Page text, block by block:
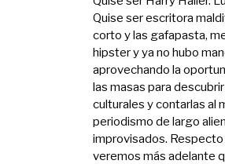
Quise ser escritora
corto y las gafapasta,
hipster y ya no hubo
aprovechando la
las masas para
culturales y contarlas al
periodismo de largo
improvisados. Respecto
veremos más adelante